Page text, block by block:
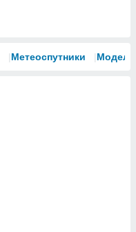
Метеоспутники Модели